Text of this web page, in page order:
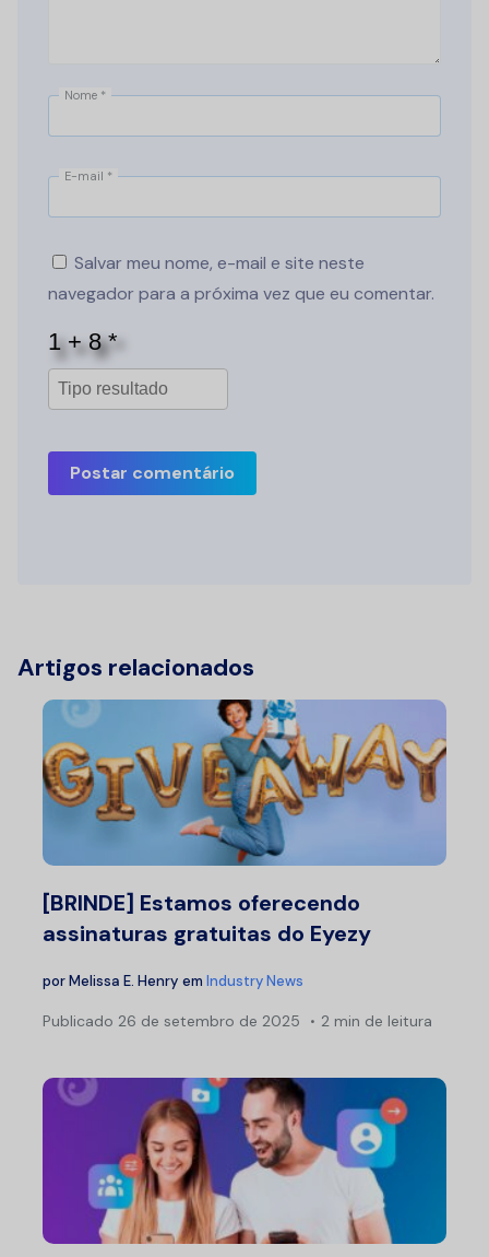
Nome *
E-mail *
Salvar meu nome, e-mail e site neste
navegador para a próxima vez que eu comentar.
Postar comentário
Artigos relacionados
[BRINDE] Estamos oferecendo
assinaturas gratuitas do Eyezy
porMelissa E. Henry em Industry News
Publicado 26 de setembro de 2025 2 min de leitura